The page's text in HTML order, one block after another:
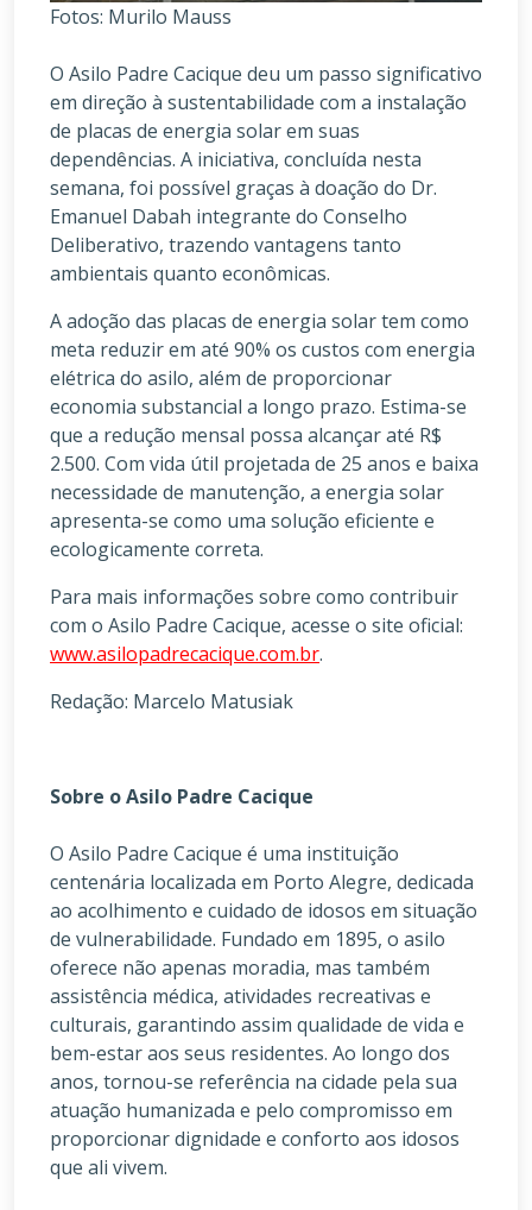
Fotos: Murilo Mauss
O Asilo Padre Cacique deu um passo significativo
em direção à sustentabilidade com a instalação
de placas de energia solar em suas
dependências. A iniciativa, concluída nesta
semana, foi possível graças à doação do Dr.
Emanuel Dabah integrante do Conselho
Deliberativo, trazendo vantagens tanto
ambientais quanto econômicas.
A adoção das placas de energia solar tem como
meta reduzir em até 90% os custos com energia
elétrica do asilo, além de proporcionar
economia substancial a longo prazo. Estima-se
que a redução mensal possa alcançar até R$
2.500. Com vida útil projetada de 25 anos e baixa
necessidade de manutenção, a energia solar
apresenta-se como uma solução eficiente e
ecologicamente correta.
Para mais informações sobre como contribuir
com o Asilo Padre Cacique, acesse o site oficial:
www.asilopadrecacique.com.br.
Redação: Marcelo Matusiak
Sobre o Asilo Padre Cacique
O Asilo Padre Cacique é uma instituição
centenária localizada em Porto Alegre, dedicada
ao acolhimento e cuidado de idosos em situação
de vulnerabilidade. Fundado em 1895, o asilo
oferece não apenas moradia, mas também
assistência médica, atividades recreativas e
culturais, garantindo assim qualidade de vida e
bem-estar aos seus residentes. Ao longo dos
anos, tornou-se referência na cidade pela sua
atuação humanizada e pelo compromisso em
proporcionar dignidade e conforto aos idosos
que ali vivem.